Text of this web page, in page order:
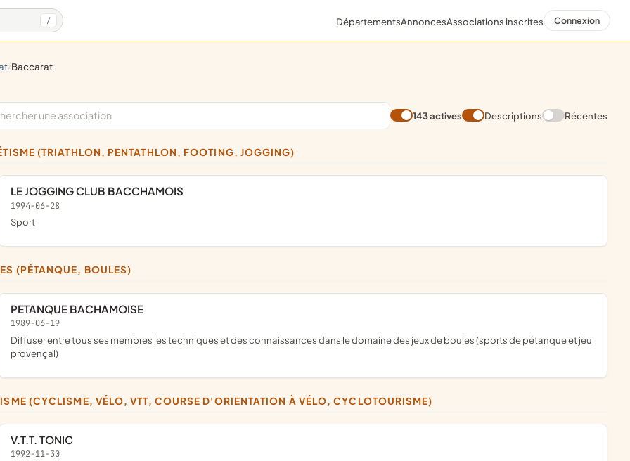
/ DépartementsAnnoncesAssociations inscrites Connexion
/ baccarat
143 actives Descriptions Récentes
(TRIATHLON, PENTATHLON, FOOTING, JOGGING)
LE JOGGING CLUB BACCHAMOIS
1994-06-28
sport
(PÉTANQUE, BOULES)
PETANQUE BACHAMOISE
1989-06-19
diffuser entre tous ses membres les techniques et des connaissances dans le domaine des jeux de boules (sports de pétanque et jeu
provençal)
(CYCLISME, VÉLO, VTT, COURSE D'ORIENTATION À VÉLO, CYCLOTOURISME)
V.T.T. TONIC
1992-11-30